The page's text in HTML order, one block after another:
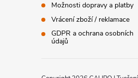
Možnosti dopravy a platby
Vrácení zboží / reklamace
GDPR a ochrana osobních
údajů